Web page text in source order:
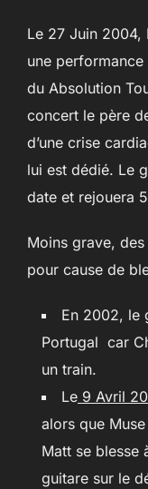
Le 27 Juin 2004,
une
du Absolution
concert le père
d’une crise
lui est dédié. Le
date et rejouera
Moins grave,
pour cause de
En 2002, le
Portugal car
un train.
Le 9 Avril
alors que
Matt se blesse
guitare sur le